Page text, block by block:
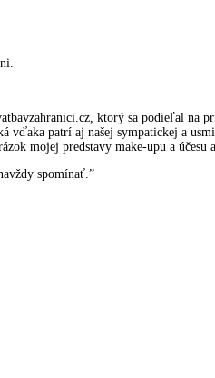
ktorý sa podieľal na
patrí aj našej sympatickej a
mojej predstavy make-upu a
spomínať.”